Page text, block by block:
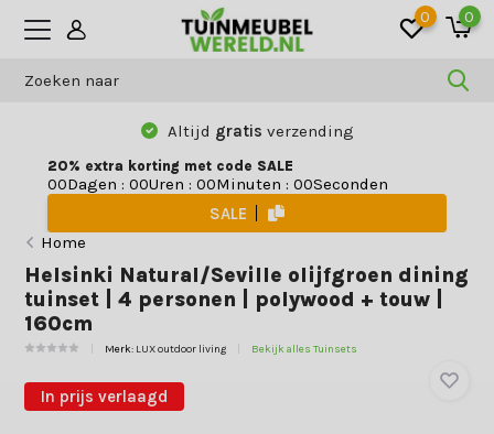
0 0
Altijd gratis verzending
20% extra korting met code SALE
00Dagen : 00Uren : 00Minuten : 00Seconden
SALE
Home
Helsinki Natural/Seville olijfgroen dining
tuinset | 4 personen | polywood + touw |
160cm
Merk: LUX outdoor living Bekijk alles Tuinsets
In prijs verlaagd